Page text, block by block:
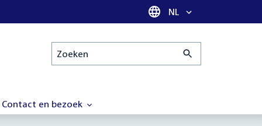
Taal selectie
NL
Zoeken
Contact en bezoek